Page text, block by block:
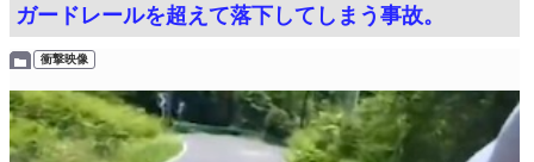
ガードレールを超えて落下してしまう事故。
衝撃映像